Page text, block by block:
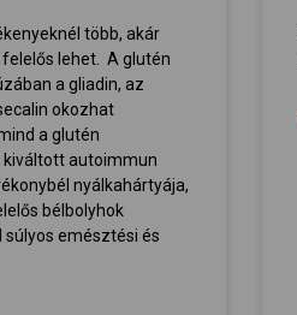
több, akár
lehet. A glutén
a gliadin, az
okozhat
a glutén
kiváltott autoimmun
nyálkahártyája,
bélbolyhok
súlyos emésztési és